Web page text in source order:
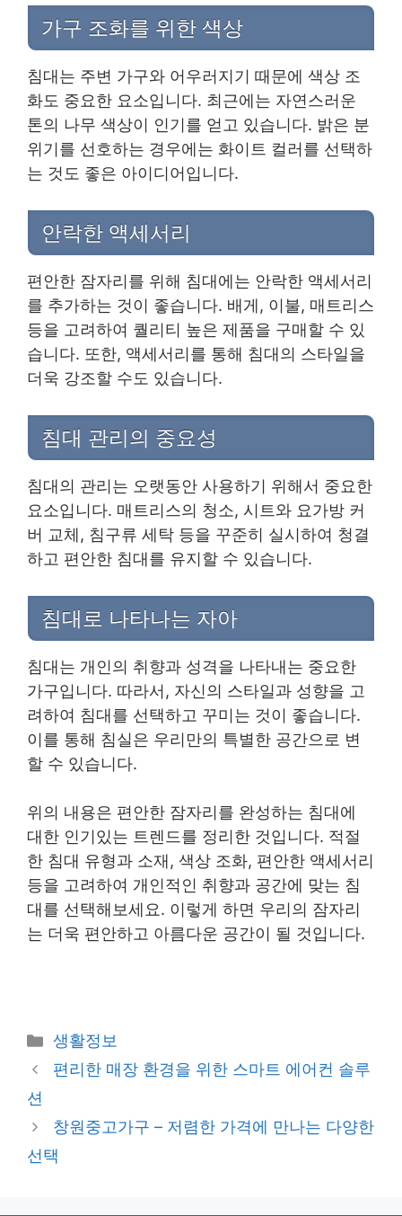
가구 조화를 위한 색상
침대는 주변 가구와 어우러지기 때문에 색상 조
화도 중요한 요소입니다. 최근에는 자연스러운
톤의 나무 색상이 인기를 얻고 있습니다. 밝은 분
위기를 선호하는 경우에는 화이트 컬러를 선택하
는 것도 좋은 아이디어입니다.
안락한 액세서리
편안한 잠자리를 위해 침대에는 안락한 액세서리
를 추가하는 것이 좋습니다. 배게, 이불, 매트리스
등을 고려하여 퀄리티 높은 제품을 구매할 수 있
습니다. 또한, 액세서리를 통해 침대의 스타일을
더욱 강조할 수도 있습니다.
침대 관리의 중요성
침대의 관리는 오랫동안 사용하기 위해서 중요한
요소입니다. 매트리스의 청소, 시트와 요가방 커
버 교체, 침구류 세탁 등을 꾸준히 실시하여 청결
하고 편안한 침대를 유지할 수 있습니다.
침대로 나타나는 자아
침대는 개인의 취향과 성격을 나타내는 중요한
가구입니다. 따라서, 자신의 스타일과 성향을 고
려하여 침대를 선택하고 꾸미는 것이 좋습니다.
이를 통해 침실은 우리만의 특별한 공간으로 변
할 수 있습니다.
위의 내용은 편안한 잠자리를 완성하는 침대에
대한 인기있는 트렌드를 정리한 것입니다. 적절
한 침대 유형과 소재, 색상 조화, 편안한 액세서리
등을 고려하여 개인적인 취향과 공간에 맞는 침
대를 선택해보세요. 이렇게 하면 우리의 잠자리
는 더욱 편안하고 아름다운 공간이 될 것입니다.
Categories
생활정보
Post
navigation
편리한 매장 환경을 위한 스마트 에어컨 솔루
션
창원중고가구 – 저렴한 가격에 만나는 다양한
선택